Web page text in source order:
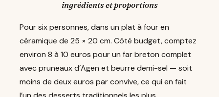
ingrédients et proportions
Pour six personnes, dans un plat à four en
céramique de 25 × 20 cm. Côté budget, comptez
environ 8 à 10 euros pour un far breton complet
avec pruneaux d’Agen et beurre demi-sel — soit
moins de deux euros par convive, ce qui en fait